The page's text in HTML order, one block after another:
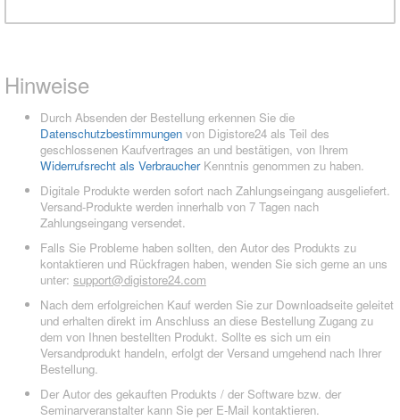
Hinweise
Durch Absenden der Bestellung erkennen Sie die
Datenschutzbestimmungen von Digistore24 als Teil des
geschlossenen Kaufvertrages an und bestätigen, von Ihrem
Widerrufsrecht als VerbraucherKenntnis genommen zu haben.
Digitale Produkte werden sofort nach Zahlungseingang ausgeliefert.
Versand-Produkte werden innerhalb von 7 Tagen nach
Zahlungseingang versendet.
Falls Sie Probleme haben sollten, den Autor des Produkts zu
kontaktieren und Rückfragen haben, wenden Sie sich gerne an uns
unter: support@digistore24.com
Nach dem erfolgreichen Kauf werden Sie zur Downloadseite geleitet
und erhalten direkt im Anschluss an diese Bestellung Zugang zu
dem von Ihnen bestellten Produkt. Sollte es sich um ein
Versandprodukt handeln, erfolgt der Versand umgehend nach Ihrer
Bestellung.
Der Autor des gekauften Produkts / der Software bzw. der
Seminarveranstalter kann Sie per E-Mail kontaktieren.